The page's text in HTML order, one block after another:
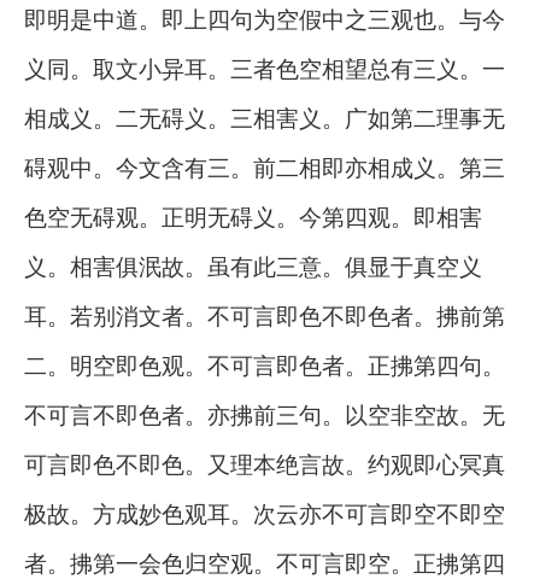
即明是中道。即上四句为空假中之三观也。与今
义同。取文小异耳。三者色空相望总有三义。一
相成义。二无碍义。三相害义。广如第二理事无
碍观中。今文含有三。前二相即亦相成义。第三
色空无碍观。正明无碍义。今第四观。即相害
义。相害俱泯故。虽有此三意。俱显于真空义
耳。若别消文者。不可言即色不即色者。拂前第
二。明空即色观。不可言即色者。正拂第四句。
不可言不即色者。亦拂前三句。以空非空故。无
可言即色不即色。又理本绝言故。约观即心冥真
极故。方成妙色观耳。次云亦不可言即空不即空
者。拂第一会色归空观。不可言即空。正拂第四